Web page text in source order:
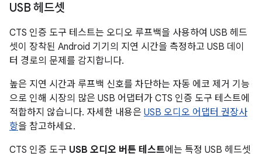
USB 헤드셋
CTS 인증 도구 테스트는 오디오 루프백을 사용하여 USB 헤드
셋이 장착된 Android 기기의 지연 시간을 측정하고 USB 데이
터 경로의 문제를 감지합니다.
높은 지연 시간과 루프백 신호를 차단하는 자동 에코 제거 기능
으로 인해 시장의 많은 USB 어댑터가 CTS 인증 도구 테스트에
적합하지 않습니다. 자세한 내용은 USB 오디오 어댑터 권장사
항을 참고하세요.
CTS 인증 도구 USB 오디오 버튼 테스트에는 특정 USB 헤드셋